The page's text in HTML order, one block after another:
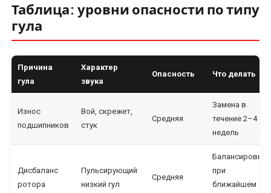
Таблица: уровни опасности по типу
гула
Причина
гула
Характер
звука
Опасность Что делать
Износ
подшипников
Вой, скрежет,
стук
Средняя
Замена в
течение 2–4
недель
Дисбаланс
ротора
Пульсирующий
низкий гул
Средняя
Балансировка
при
ближайшем